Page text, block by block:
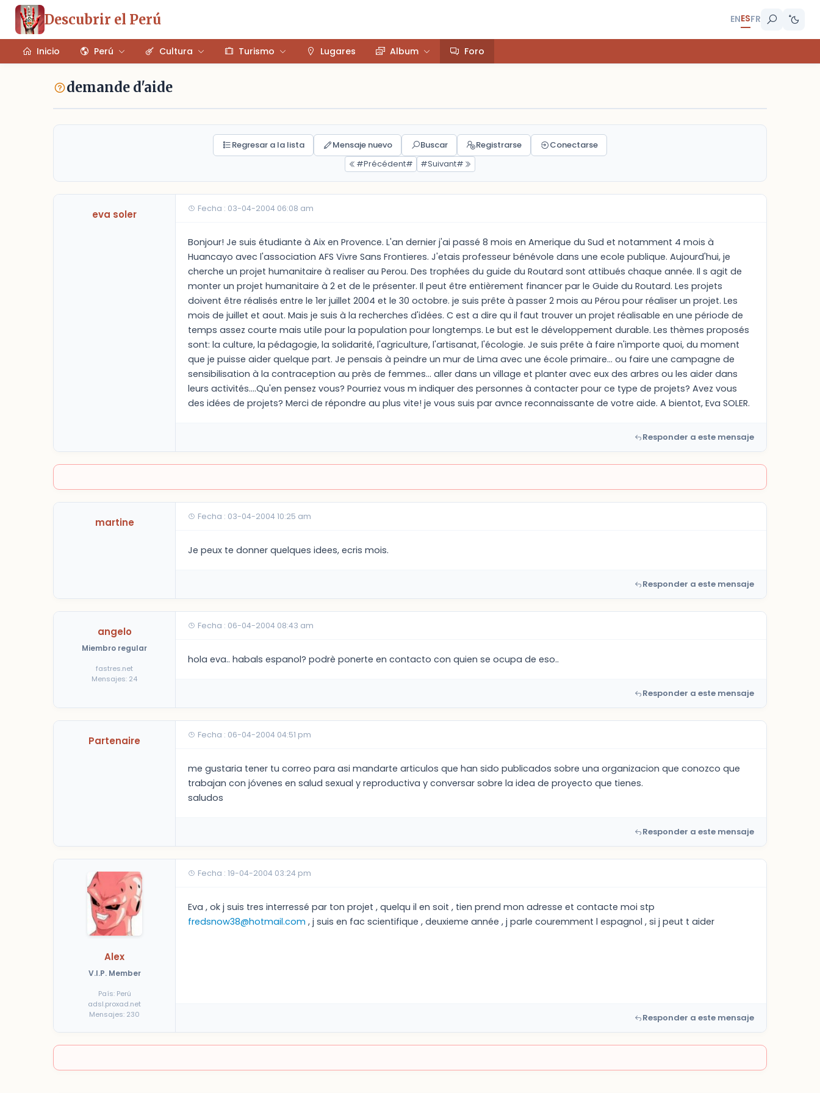
Descubrir el Perú ENESFR
Inicio Perú Cultura Turismo Lugares Album Foro
demande d'aide
Regresar a la lista Mensaje nuevo Buscar Registrarse
Conectarse
#Précédent#
#Suivant#
eva soler Fecha : 03-04-2004 06:08 am
Bonjour! Je suis étudiante à Aix en Provence. L'an dernier j'ai passé 8 mois en Amerique du Sud et notamment 4 mois à
Huancayo avec l'association AFS Vivre Sans Frontieres. J'etais professeur bénévole dans une ecole publique. Aujourd'hui, je
cherche un projet humanitaire à realiser au Perou. Des trophées du guide du Routard sont attibués chaque année. Il s agit de
monter un projet humanitaire à 2 et de le présenter. Il peut être entièrement financer par le Guide du Routard. Les projets
doivent être réalisés entre le 1er juillet 2004 et le 30 octobre. je suis prête à passer 2 mois au Pérou pour réaliser un projet. Les
mois de juillet et aout. Mais je suis à la recherches d'idées. C est a dire qu il faut trouver un projet réalisable en une période de
temps assez courte mais utile pour la population pour longtemps. Le but est le développement durable. Les thèmes proposés
sont: la culture, la pédagogie, la solidarité, l'agriculture, l'artisanat, l'écologie. Je suis prête à faire n'importe quoi, du moment
que je puisse aider quelque part. Je pensais à peindre un mur de Lima avec une école primaire... ou faire une campagne de
sensibilisation à la contraception au près de femmes... aller dans un village et planter avec eux des arbres ou les aider dans
leurs activités....Qu'en pensez vous? Pourriez vous m indiquer des personnes à contacter pour ce type de projets? Avez vous
des idées de projets? Merci de répondre au plus vite! je vous suis par avnce reconnaissante de votre aide. A bientot, Eva SOLER.
Responder a este mensaje
martine Fecha : 03-04-2004 10:25 am
Je peux te donner quelques idees, ecris mois.
Responder a este mensaje
angelo
Miembro regular
fastres.net
Mensajes: 24
Fecha : 06-04-2004 08:43 am
hola eva.. habals espanol? podrè ponerte en contacto con quien se ocupa de eso..
Responder a este mensaje
Partenaire Fecha : 06-04-2004 04:51 pm
me gustaria tener tu correo para asi mandarte articulos que han sido publicados sobre una organizacion que conozco que
trabajan con jóvenes en salud sexual y reproductiva y conversar sobre la idea de proyecto que tienes.
saludos
Responder a este mensaje
Alex
V.I.P. Member
País: Perú
adsl.proxad.net
Mensajes: 230
Fecha : 19-04-2004 03:24 pm
Eva , ok j suis tres interressé par ton projet , quelqu il en soit , tien prend mon adresse et contacte moi stp
fredsnow38@hotmail.com , j suis en fac scientifique , deuxieme année , j parle couremment l espagnol , si j peut t aider
Responder a este mensaje